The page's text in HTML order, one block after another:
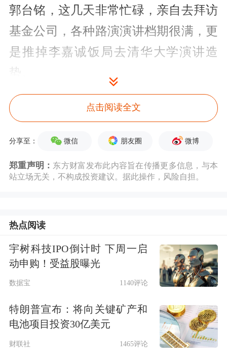
郭台铭，这几天非常忙碌，亲自去拜访
基金公司
，各种路演演讲档期很满，更
是推掉李嘉诚饭局去清华大学演讲造
势。
各种演讲路演造势主题都是工业互联
网，正是富士康上市和转型的方向，富
士康上市的简称更是“工业富联”。
效果也是杠杠滴，据报道称BAT等互联
从目前外围的信息来看，机构给出的估
值在20倍左右，富士康此次发行前每股
收益0.9元，那么发行价可能在18元左
右，而本次IPO发行19.7亿股，因而募
资或超300亿元。
郭台铭登门拜会 博时基金
点击阅读全文
分享至： 微信 朋友圈 微博
郑重声明： 东方财富发布此内容旨在传播更多信息，与本
站立场无关，不构成投资建议。据此操作，风险自担。
热点阅读
宇树科技IPO倒计时 下周一启
动申购！受益股曝光
数据宝 1140评论
特朗普宣布：将向关键矿产和
电池项目投资30亿美元
财联社 1465评论